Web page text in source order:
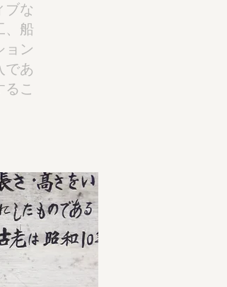
ブな
、船
ョン
であ
こ